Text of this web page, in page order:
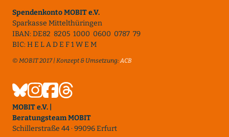
Spendenkonto MOBIT e.V.
Sparkasse Mittelthüringen
IBAN: DE82 8205 1000 0600 0787 79
BIC: H E L A D E F 1 W E M
© MOBIT 2017 | Konzept & Umsetzung:ACB
MOBIT e.V. |
Beratungsteam MOBIT
Schillerstraße 44 · 99096 Erfurt